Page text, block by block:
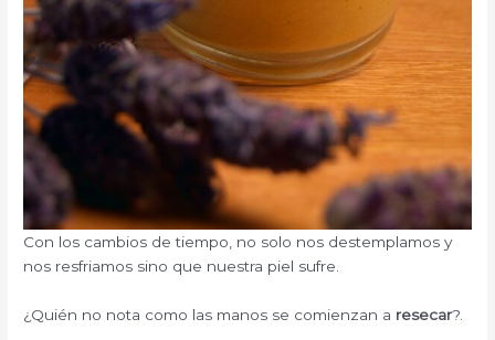
Con los cambios de tiempo, no solo nos destemplamos y
nos resfriamos sino que nuestra piel sufre.
¿Quién no nota como las manos se comienzan a resecar?.